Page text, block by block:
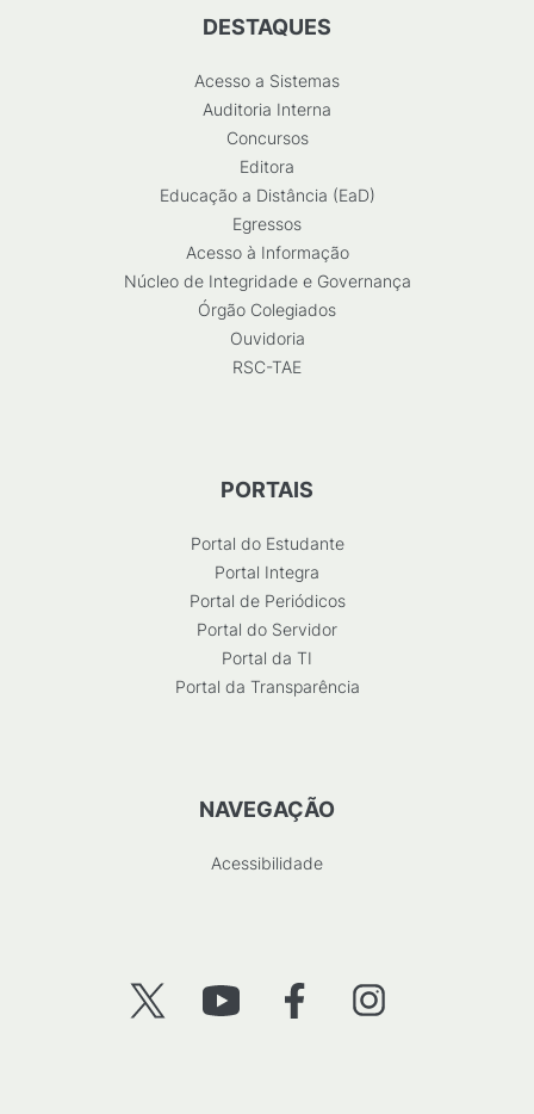
DESTAQUES
Acesso a Sistemas
Auditoria Interna
Concursos
Editora
Educação a Distância (EaD)
Egressos
Acesso à Informação
Núcleo de Integridade e Governança
Órgão Colegiados
Ouvidoria
RSC-TAE
PORTAIS
Portal do Estudante
Portal Integra
Portal de Periódicos
Portal do Servidor
Portal da TI
Portal da Transparência
NAVEGAÇÃO
Acessibilidade